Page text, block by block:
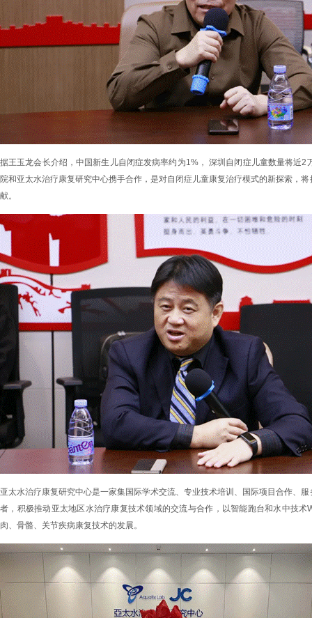
据王玉龙会长介绍，中国新生儿自闭症发病率约为1%， 深圳自闭症儿童数量将近2
院和亚太水治疗康复研究中心携手合作，是对自闭症儿童康复治疗模式的新探索，
献。
亚太水治疗康复研究中心是一家集国际学术交流、专业技术培训、国际项目合作、
者，积极推动亚太地区水治疗康复技术领域的交流与合作，以智能跑台和水中技术
肉、骨骼、关节疾病康复技术的发展。